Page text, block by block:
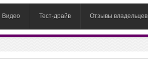
Видео Тест-драйв Отзывы владельцев